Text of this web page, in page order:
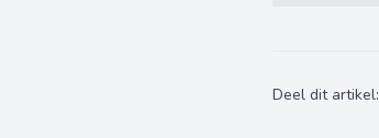
Deel dit artikel: